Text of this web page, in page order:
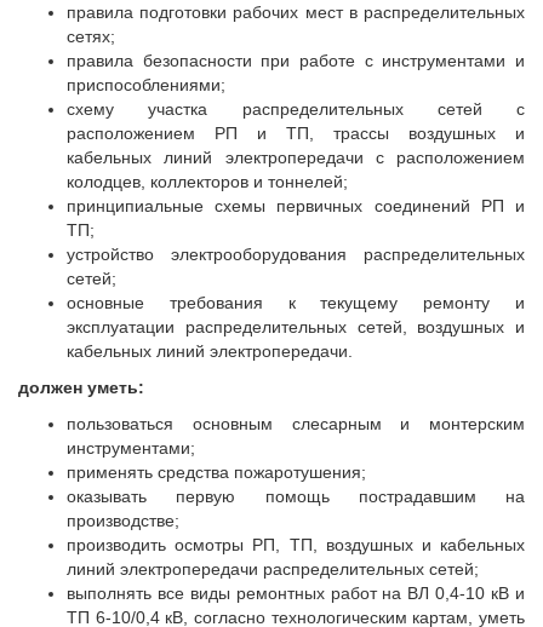
правила подготовки рабочих мест в распределительных
сетях;
правила безопасности при работе с инструментами и
приспособлениями;
схему участка распределительных сетей с
расположением РП и ТП, трассы воздушных и
кабельных линий электропередачи с расположением
колодцев, коллекторов и тоннелей;
принципиальные схемы первичных соединений РП и
ТП;
устройство электрооборудования распределительных
сетей;
основные требования к текущему ремонту и
эксплуатации распределительных сетей, воздушных и
кабельных линий электропередачи.
должен уметь:
пользоваться основным слесарным и монтерским
инструментами;
применять средства пожаротушения;
оказывать первую помощь пострадавшим на
производстве;
производить осмотры РП, ТП, воздушных и кабельных
линий электропередачи распределительных сетей;
выполнять все виды ремонтных работ на ВЛ 0,4-10 кВ и
ТП 6-10/0,4 кВ, согласно технологическим картам, уметь